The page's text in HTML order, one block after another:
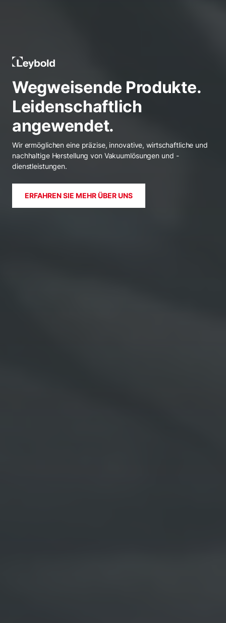
Leybold Deutschland
Wegweisende Produkte.
Leidenschaftlich
angewendet.
Wir ermöglichen eine präzise, innovative, wirtschaftliche und
nachhaltige Herstellung von Vakuumlösungen und -
dienstleistungen.
ERFAHREN SIE MEHR ÜBER UNS